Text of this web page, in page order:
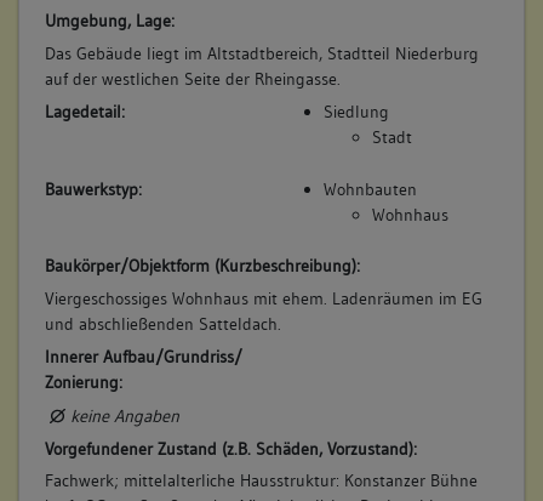
Umgebung, Lage:
Das Gebäude liegt im Altstadtbereich, Stadtteil Niederburg
auf der westlichen Seite der Rheingasse.
Lagedetail:
Siedlung
Stadt
Bauwerkstyp:
Wohnbauten
Wohnhaus
Baukörper/Objektform (Kurzbeschreibung):
Viergeschossiges Wohnhaus mit ehem. Ladenräumen im EG
und abschließenden Satteldach.
Innerer Aufbau/Grundriss/
Zonierung:
keine Angaben
Vorgefundener Zustand (z.B. Schäden, Vorzustand):
Fachwerk; mittelalterliche Hausstruktur: Konstanzer Bühne